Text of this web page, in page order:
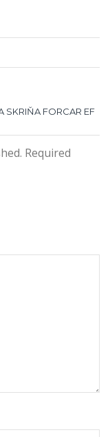
SKRIŇA FORCAR EF
Required